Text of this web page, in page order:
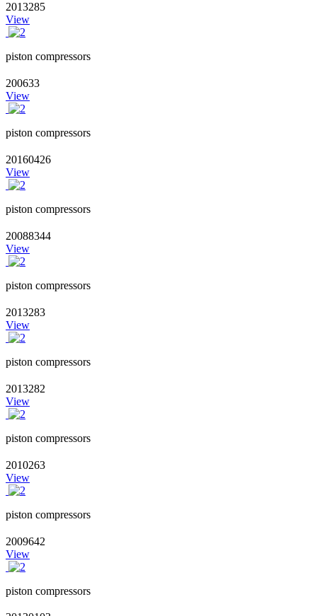
2013285
View
piston compressors
200633
View
piston compressors
20160426
View
piston compressors
20088344
View
piston compressors
2013283
View
piston compressors
2013282
View
piston compressors
2010263
View
piston compressors
2009642
View
piston compressors